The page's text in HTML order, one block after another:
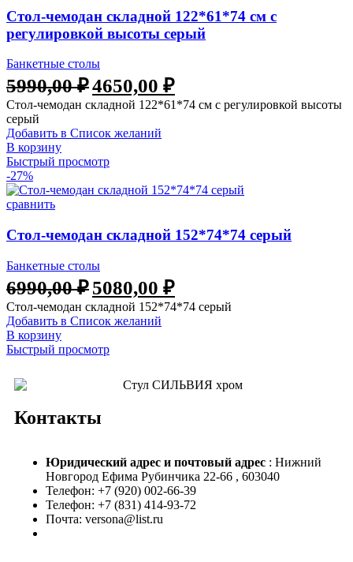
Стол-чемодан складной 122*61*74 см с
регулировкой высоты серый
Банкетные столы
5990,00₽4650,00 ₽
Стол-чемодан складной 122*61*74 см с регулировкой высоты
серый
Добавить в Список желаний
В корзину
Быстрый просмотр
-27%
сравнить
Стол-чемодан складной 152*74*74 серый
Банкетные столы
6990,00₽5080,00 ₽
Стол-чемодан складной 152*74*74 серый
Добавить в Список желаний
В корзину
Быстрый просмотр
Контакты
Юридический адрес и почтовый адрес : Нижний
Новгород Ефима Рубинчика 22-66 , 603040
Телефон: +7 (920) 002-66-39
Телефон: +7 (831) 414-93-72
Почта: versona@list.ru